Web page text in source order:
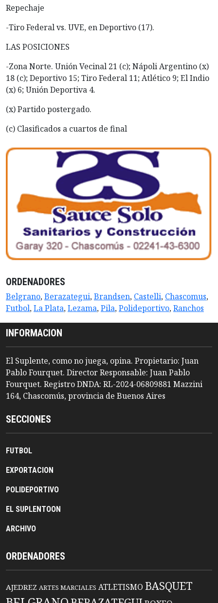
Repechaje
-Tiro Federal vs. UVE, en Deportivo (17).
LAS POSICIONES
-Zona Norte. Unión Vecinal 21 (c); Nápoli Argentino (x)
18 (c); Deportivo 15; Tiro Federal 11; Atlético 9; El Indio
(x) 6; Unión Deportiva 4.
(x) Partido postergado.
(c) Clasificados a cuartos de final
ORDENADORES
Belgrano,Berazategui,Brandsen, Castelli, Chascomus,
Futbol,La Plata,Lezama,Pila,Polideportivo,Ranchos
INFORMACION
El Suplente, como no juega, opina. Propietario: Juan
Pablo Fourquet. Director Responsable: Juan Pablo
Fourquet. Registro DNDA: RL-2024-06809881 Mazzini
164, Chascomús, provincia de Buenos Aires
SECCIONES
FUTBOL
EXPORTACION
POLIDEPORTIVO
EL SUPLENTOON
ARCHIVO
ORDENADORES
AJEDREZ ARTES MARCIALES ATLETISMO BASQUET